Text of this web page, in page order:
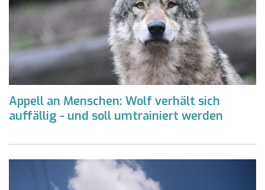
Appell an Menschen: Wolf verhält sich
auffällig - und soll umtrainiert werden